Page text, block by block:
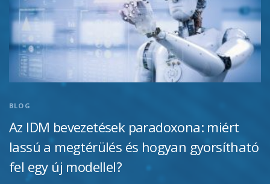
BLOG
Az IDM bevezetések paradoxona: miért
lassú a megtérülés és hogyan gyorsítható
fel egy új modellel?